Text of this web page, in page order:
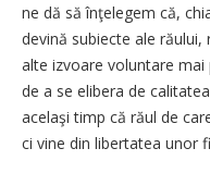
ne dă să în­ţe­le­gem că,
devină subiecte ale
alte izvoare volun­ta­re
de a se elibera de
acelaşi timp că răul de
ci vine din libertatea u­nor